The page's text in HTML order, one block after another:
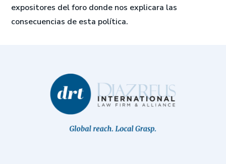
expositores del foro donde nos explicara las
consecuencias de esta política.